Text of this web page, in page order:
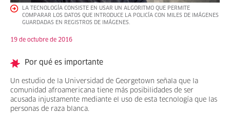
LA TECNOLOGÍA CONSISTE EN USAR UN ALGORITMO QUE PERMITE
COMPARAR LOS DATOS QUE INTRODUCE LA POLICÍA CON MILES DE IMÁGENES
GUARDADAS EN REGISTROS DE IMÁGENES.
19 de octubre de 2016
Por qué es importante
Un estudio de la Universidad de Georgetown señala que la
comunidad afroamericana tiene más posibilidades de ser
acusada injustamente mediante el uso de esta tecnología que las
personas de raza blanca.